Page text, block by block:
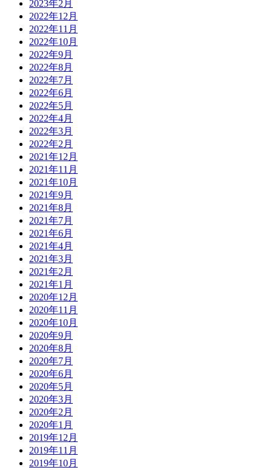
2023年2月
2022年12月
2022年11月
2022年10月
2022年9月
2022年8月
2022年7月
2022年6月
2022年5月
2022年4月
2022年3月
2022年2月
2021年12月
2021年11月
2021年10月
2021年9月
2021年8月
2021年7月
2021年6月
2021年4月
2021年3月
2021年2月
2021年1月
2020年12月
2020年11月
2020年10月
2020年9月
2020年8月
2020年7月
2020年6月
2020年5月
2020年3月
2020年2月
2020年1月
2019年12月
2019年11月
2019年10月